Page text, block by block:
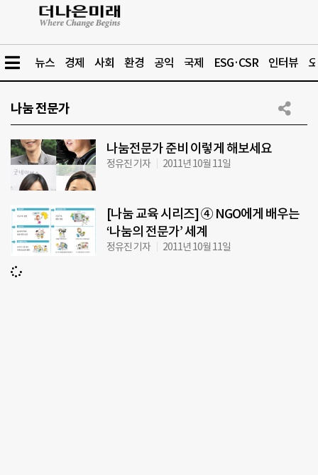
뉴스 경제 사회 환경 공익 국제 ESG·CSR 인터뷰
나눔 전문가
나눔전문가 준비 이렇게 해보세요
정유진 기자 2011년 10월 11일
[나눔 교육 시리즈] ④ NGO에게 배우는
‘나눔의 전문가’ 세계
정유진 기자 2011년 10월 11일